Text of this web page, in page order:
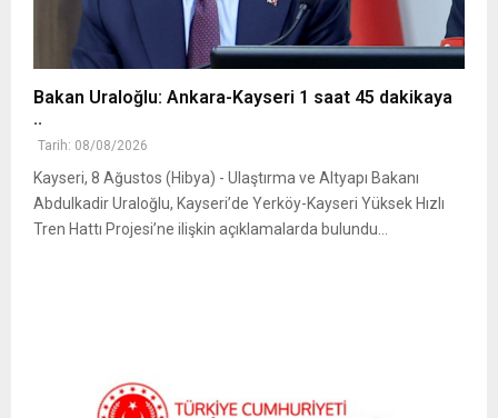
Bakan Uraloğlu: Ankara-Kayseri 1 saat 45 dakikaya
..
Tarih: 08/08/2026
Kayseri, 8 Ağustos (Hibya) - Ulaştırma ve Altyapı Bakanı
Abdulkadir Uraloğlu, Kayseri’de Yerköy-Kayseri Yüksek Hızlı
Tren Hattı Projesi’ne ilişkin açıklamalarda bulundu...